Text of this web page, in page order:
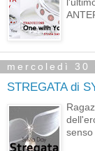
mercoledì 30
STREGATA di
senso